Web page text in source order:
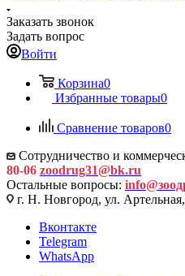
Заказать звонок
Задать вопрос
Войти
Корзина0
Избранные товары0
Сравнение товаров0
Сотрудничество и
80-06 zoodrug31@bk.ru
Остальные вопросы:
г. Н. Новгород, ул.
Вконтакте
Telegram
WhatsApp